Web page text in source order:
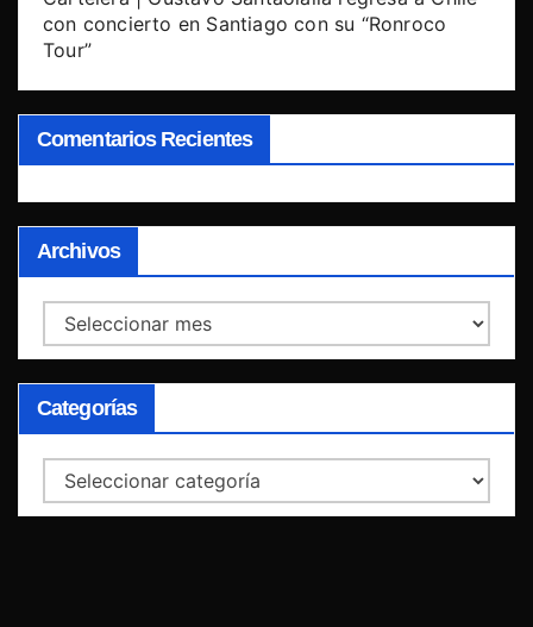
con concierto en Santiago con su “Ronroco
Tour”
Comentarios Recientes
Archivos
Archivos
Categorías
Categorías